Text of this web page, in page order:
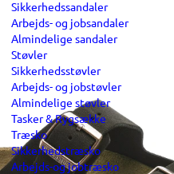
Sikkerhedssandaler
Arbejds- og jobsandaler
Almindelige sandaler
Støvler
Sikkerhedsstøvler
Arbejds- og jobstøvler
Almindelige støvler
Tasker & Rygsække
Træsko
Sikkerhedstræsko
Arbejds-og jobtræsko